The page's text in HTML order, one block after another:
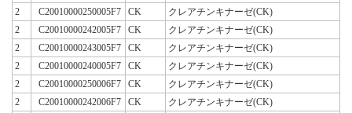
2
C20010000250005F7 CK
クレアチンキナーゼ(CK)
2
C20010000242005F7 CK
クレアチンキナーゼ(CK)
2
C20010000243005F7 CK
クレアチンキナーゼ(CK)
2
C20010000240005F7 CK
クレアチンキナーゼ(CK)
2
C20010000250006F7 CK
クレアチンキナーゼ(CK)
2
C20010000242006F7 CK
クレアチンキナーゼ(CK)